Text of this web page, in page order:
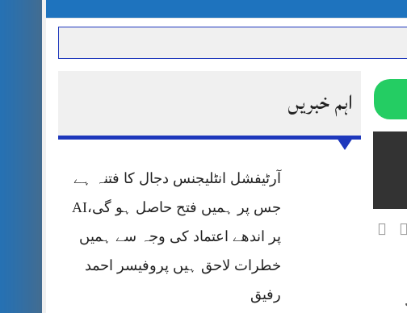
کی حرمت پر قربان
اہم خبریں
آرٹیفشل انٹلیجنس دجال کا فتنہ ہے
جس پر ہمیں فتح حاصل ہو گی،AI
پر اندھے اعتماد کی وجہ سے ہمیں
خطرات لاحق ہیں پروفیسر احمد
رفیق